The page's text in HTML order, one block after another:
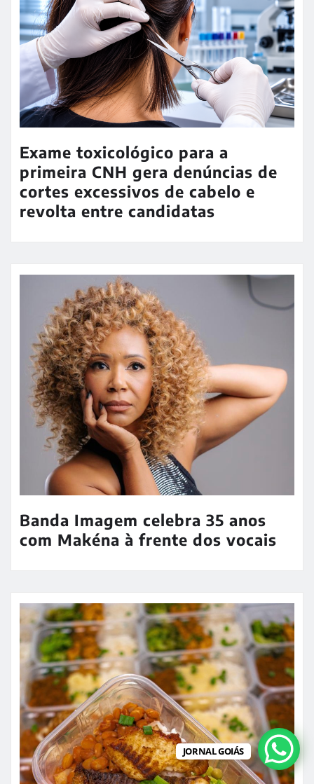
Exame toxicológico para a
primeira CNH gera denúncias de
cortes excessivos de cabelo e
revolta entre candidatas
Banda Imagem celebra 35 anos
com Makéna à frente dos vocais
JORNAL GOIÁS